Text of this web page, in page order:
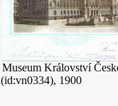
Museum Království
(id:vn0334), 1900